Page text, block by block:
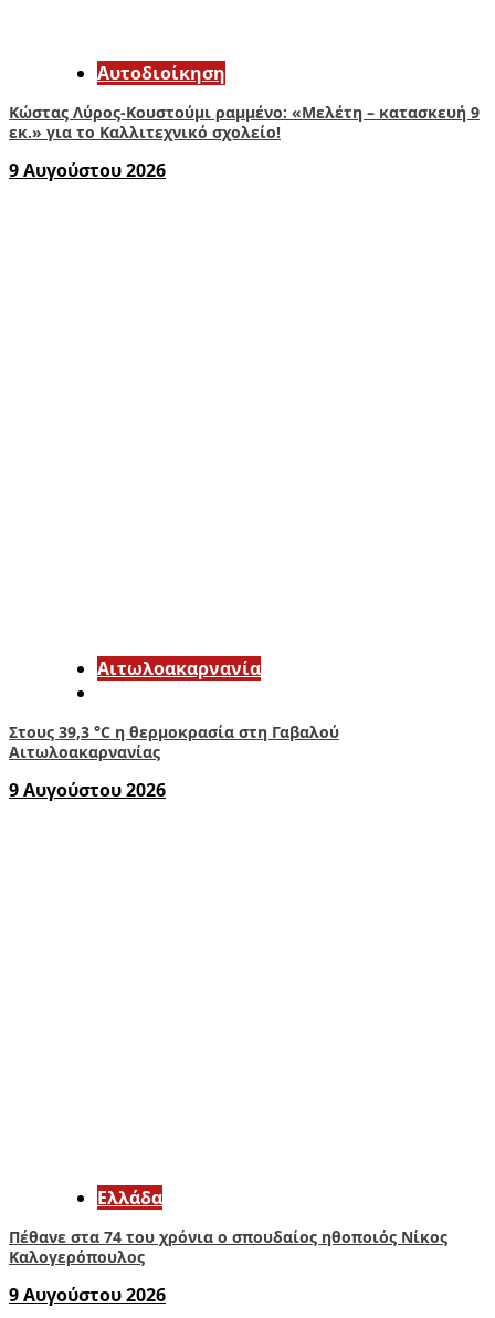
Αυτοδιοίκηση
Κώστας Λύρος-Κουστούμι ραμμένο: «Μελέτη – κατασκευή 9
εκ.» για το Καλλιτεχνικό σχολείο!
9 Αυγούστου 2026
Αιτωλοακαρνανία
Στους 39,3 °C η θερμοκρασία στη Γαβαλού
Αιτωλοακαρνανίας
9 Αυγούστου 2026
Ελλάδα
Πέθανε στα 74 του χρόνια ο σπουδαίος ηθοποιός Νίκος
Καλογερόπουλος
9 Αυγούστου 2026